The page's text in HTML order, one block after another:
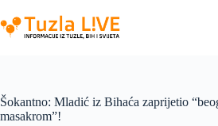
to
content
Šokantno: Mladić iz Bihaća zaprijetio
masakrom”!